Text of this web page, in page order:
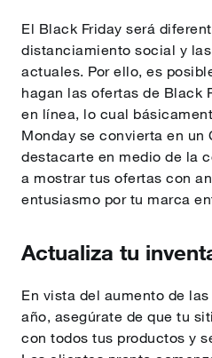
El Black Friday será
distanciamiento social y
actuales. Por ello, es
hagan las ofertas de Black
en línea, lo cual
Monday se convierta en un
destacarte en medio de la
a mostrar tus ofertas con
entusiasmo por tu marca
Actualiza tu
En vista del aumento de
año, asegúrate de que tu
con todos tus productos y